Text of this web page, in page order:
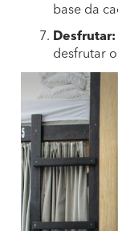
base da
Desfrutar:
desfrutar